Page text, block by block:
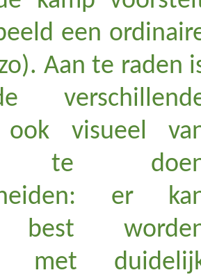
een
Aan te raden
ook visueel
te
er
best
met